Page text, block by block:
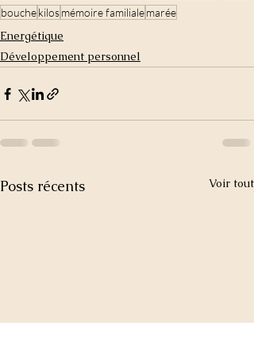
bouchekilosmémoire familialemarée
Energétique
Développement personnel
Posts récents Voir tout